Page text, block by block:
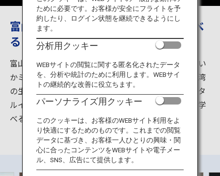
ANA サービス
富山湾の神秘 ホタルイカに触れて学べ
るミュージアム
富山県を代表する魚の「ホタルイカ」。ここ、ほたるい
かミュージアムは、ホタルイカの発光ショーや、富山湾
の生きものとふれあえる「深海不思議の海」など、ホタ
ルイカの生態や棲息する富山湾の神秘について楽しく学
べる体験型のミュージアムです。
ために必要です。お客様が安全にフライトを予
約したり、ログイン状態を継続できるようにし
ます。
分析用クッキー
WEBサイトの閲覧に関する匿名化されたデータ
を、分析や統計のために利用します。WEBサイ
トの継続的な改善に役立ちます。
パーソナライズ用クッキー
このクッキーは、お客様のWEBサイト利用をよ
り快適にするためのものです。これまでの閲覧
データに基づき、お客様一人ひとりの興味・関
心に合ったコンテンツをWEBサイトや電子メー
ル、SNS、広告にて提供します。